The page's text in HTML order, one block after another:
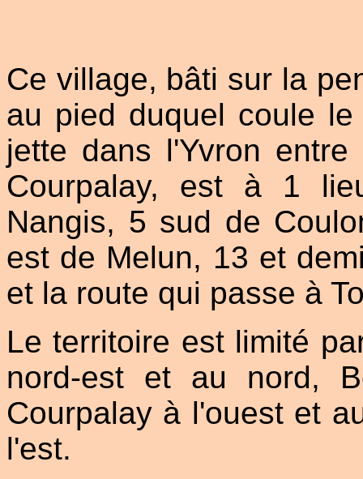
Ce village, bâti sur la
au pied duquel coule
jette dans l'Yvron
Courpalay, est à 1
Nangis, 5 sud de
est de Melun, 13 et
et la route qui passe à
Le territoire est limité
nord-est et au nord,
Courpalay à l'ouest et
l'est.